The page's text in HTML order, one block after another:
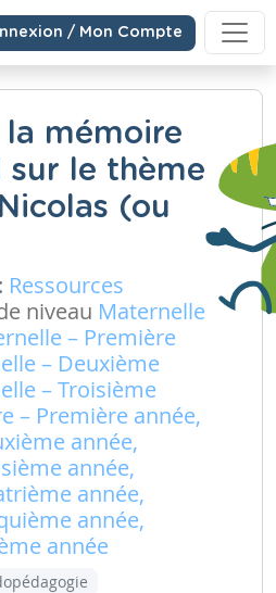
/ Mon Compte
la mémoire
sur le thème
(ou
Ressources
niveau Maternelle
– Première
– Deuxième
– Troisième
– Première année,
année,
année,
année,
année,
année